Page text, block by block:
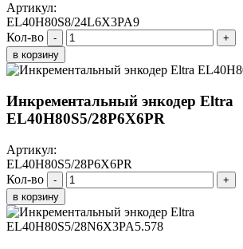
Артикул:
EL40H80S8/24L6X3PA9
Кол-во
-
+
в корзину
Инкрементальный энкодер Eltra
EL40H80S5/28P6X6PR
Артикул:
EL40H80S5/28P6X6PR
Кол-во
-
+
в корзину